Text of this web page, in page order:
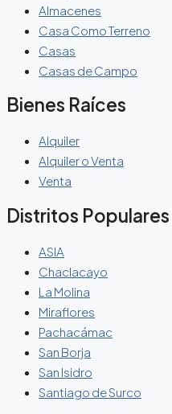
Almacenes
Casa Como Terreno
Casas
Casas de Campo
Bienes Raíces
Alquiler
Alquiler o Venta
Venta
Distritos Populares
ASIA
Chaclacayo
La Molina
Miraflores
Pachacámac
San Borja
San Isidro
Santiago de Surco